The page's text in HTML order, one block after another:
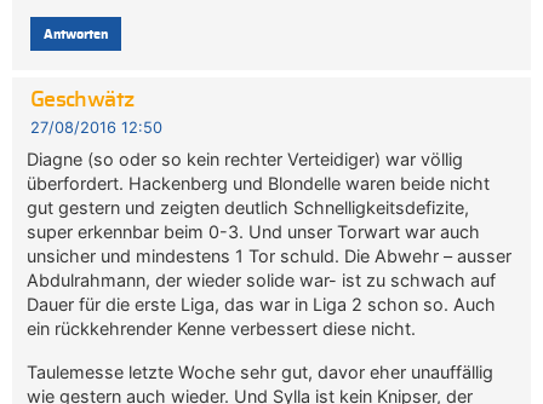
Antworten
Geschwätz
27/08/2016 12:50
Diagne (so oder so kein rechter Verteidiger) war völlig
überfordert. Hackenberg und Blondelle waren beide nicht
gut gestern und zeigten deutlich Schnelligkeitsdefizite,
super erkennbar beim 0-3. Und unser Torwart war auch
unsicher und mindestens 1 Tor schuld. Die Abwehr – ausser
Abdulrahmann, der wieder solide war- ist zu schwach auf
Dauer für die erste Liga, das war in Liga 2 schon so. Auch
ein rückkehrender Kenne verbessert diese nicht.
Taulemesse letzte Woche sehr gut, davor eher unauffällig
wie gestern auch wieder. Und Sylla ist kein Knipser, der